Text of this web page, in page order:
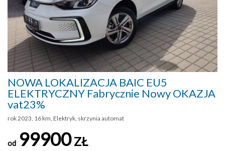
NOWA LOKALIZACJA BAIC EU5
ELEKTRYCZNY Fabrycznie Nowy OKAZJA
vat23%
rok 2023, 16 km, Elektryk, skrzynia automat
od 99900ZŁ